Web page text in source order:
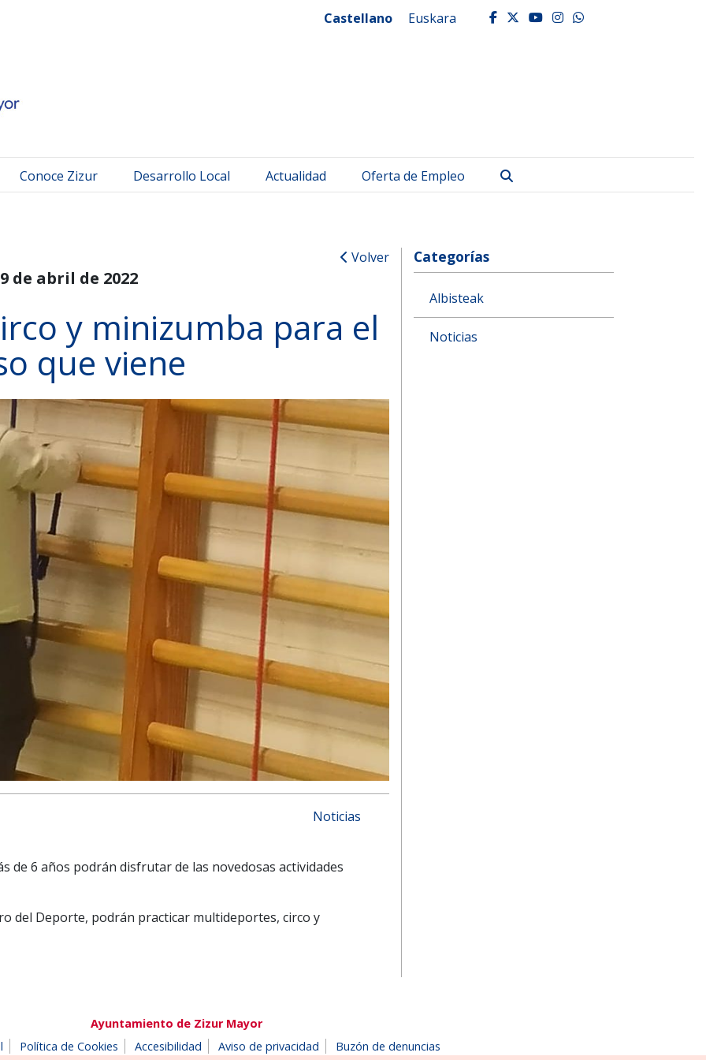
Castellano Euskara facebook
twitter
youtube
instagram
whatsapp
Conoce Zizur Desarrollo Local Actualidad Oferta de Empleo
Volver
de abril de 2022
y minizumba para el
que viene
Noticias
de 6 años podrán disfrutar de las novedosas actividades
del Deporte, podrán practicar multideportes, circo y
Categorías
Albisteak
Noticias
Ayuntamiento de Zizur Mayor
Política de Cookies Accesibilidad Aviso de privacidad Buzón de denuncias